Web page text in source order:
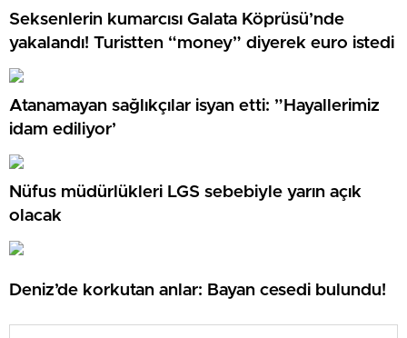
Seksenlerin kumarcısı Galata Köprüsü’nde
yakalandı! Turistten “money” diyerek euro istedi
Atanamayan sağlıkçılar isyan etti: ”Hayallerimiz
idam ediliyor’
Nüfus müdürlükleri LGS sebebiyle yarın açık
olacak
Deniz’de korkutan anlar: Bayan cesedi bulundu!